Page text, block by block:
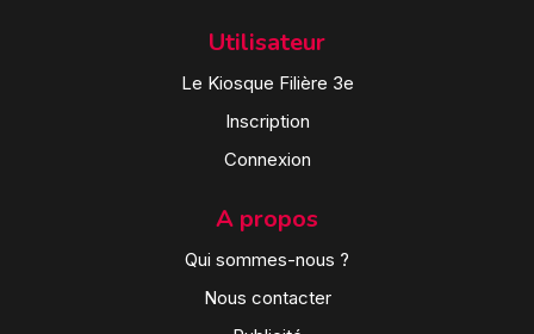
Utilisateur
Le Kiosque Filière 3e
Inscription
Connexion
A propos
Qui sommes-nous ?
Nous contacter